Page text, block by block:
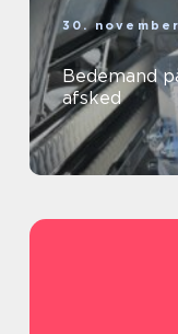
30.
Bedemand
afsked